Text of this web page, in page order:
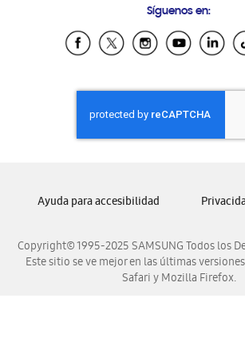
Samsung Ecuador
Samsung El Salvador
Samsung Honduras
Samsung Nicaragua
Samsung Panamá
Samsung Venezuela
Síguenos en:
Copyright© 1995-2025 SAMSUNG Todos los
Este sitio se ve mejor en las últimas
Safari y Mozilla Firefox.
Ayuda para accesibilidad